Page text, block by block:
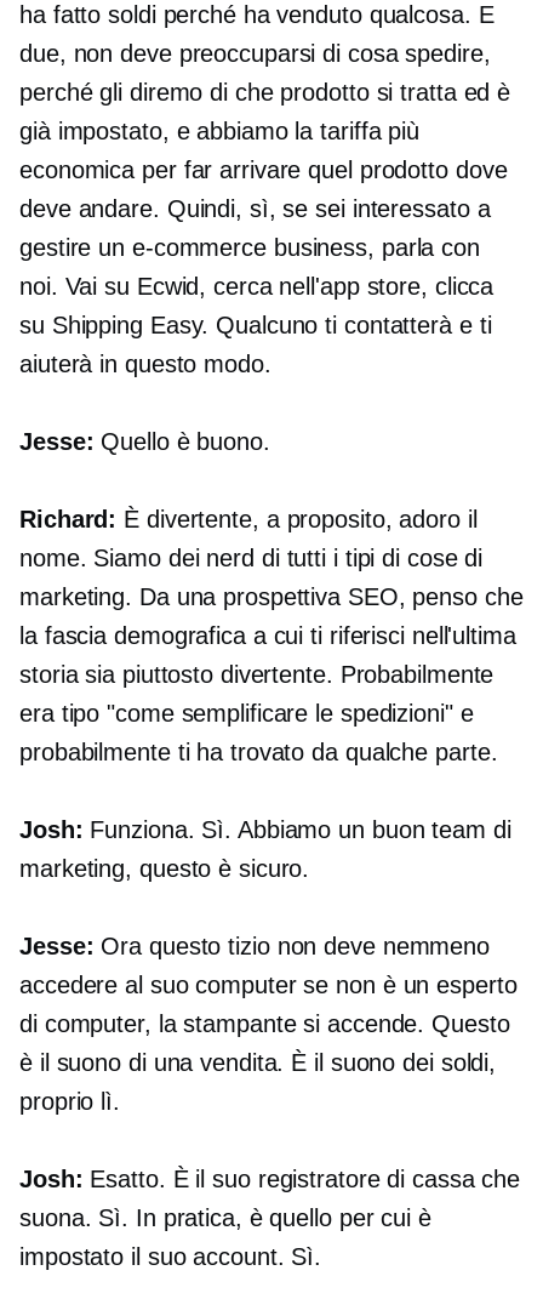
ha fatto soldi perché ha venduto qualcosa. E
due, non deve preoccuparsi di cosa spedire,
perché gli diremo di che prodotto si tratta ed è
già impostato, e abbiamo la tariffa più
economica per far arrivare quel prodotto dove
deve andare. Quindi, sì, se sei interessato a
gestire un e-commercebusiness, parla con
noi. Vai su Ecwid, cerca nell'app store, clicca
su Shipping Easy. Qualcuno ti contatterà e ti
aiuterà in questo modo.
Jesse: Quello è buono.
Richard: È divertente, a proposito, adoro il
nome. Siamo dei nerd di tutti i tipi di cose di
marketing. Da una prospettiva SEO, penso che
la fascia demografica a cui ti riferisci nell'ultima
storia sia piuttosto divertente. Probabilmente
era tipo "come semplificare le spedizioni" e
probabilmente ti ha trovato da qualche parte.
Josh: Funziona. Sì. Abbiamo un buon team di
marketing, questo è sicuro.
Jesse: Ora questo tizio non deve nemmeno
accedere al suo computer se non è un esperto
di computer, la stampante si accende. Questo
è il suono di una vendita. È il suono dei soldi,
proprio lì.
Josh: Esatto. È il suo registratore di cassa che
suona. Sì. In pratica, è quello per cui è
impostato il suo account. Sì.